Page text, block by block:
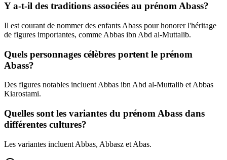
Y a-t-il des traditions associées au prénom Abass?
Il est courant de nommer des enfants Abass pour honorer l'héritage
de figures importantes, comme Abbas ibn Abd al-Muttalib.
Quels personnages célèbres portent le prénom
Abass?
Des figures notables incluent Abbas ibn Abd al-Muttalib et Abbas
Kiarostami.
Quelles sont les variantes du prénom Abass dans
différentes cultures?
Les variantes incluent Abbas, Abbasz et Abas.